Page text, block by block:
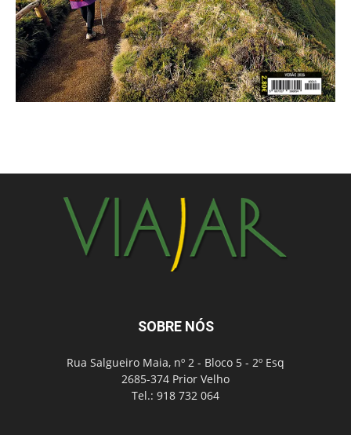
SOBRE NÓS
Rua Salgueiro Maia, nº 2 - Bloco 5 - 2º Esq
2685-374 Prior Velho
Tel.: 918 732 064